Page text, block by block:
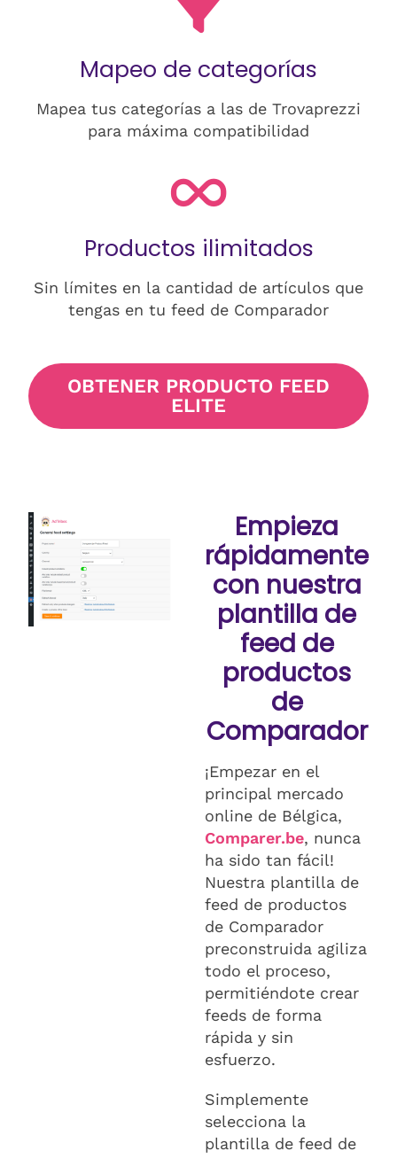
Mapeo de categorías
Mapea tus categorías a las de Trovaprezzi
para máxima compatibilidad
Productos ilimitados
Sin límites en la cantidad de artículos que
tengas en tu feed de Comparador
OBTENER PRODUCTO FEED
ELITE
Empieza
rápidamente
con nuestra
plantilla de
feed de
productos
de
Comparador
¡Empezar en el
principal mercado
online de Bélgica,
Comparer.be, nunca
ha sido tan fácil!
Nuestra plantilla de
feed de productos
de Comparador
preconstruida agiliza
todo el proceso,
permitiéndote crear
feeds de forma
rápida y sin
esfuerzo.
Simplemente
selecciona la
plantilla de feed de